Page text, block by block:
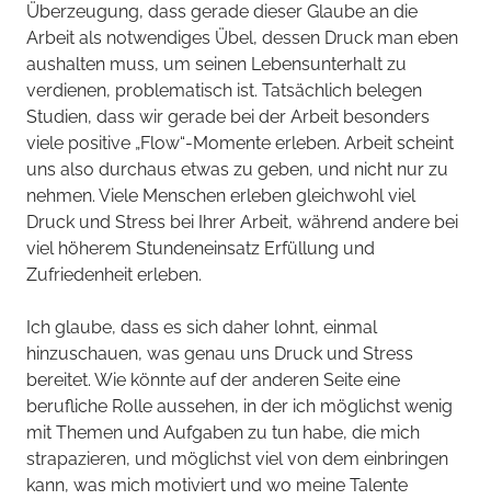
Überzeugung, dass gerade dieser Glaube an die
Arbeit als notwendiges Übel, dessen Druck man eben
aushalten muss, um seinen Lebensunterhalt zu
verdienen, problematisch ist. Tatsächlich belegen
Studien, dass wir gerade bei der Arbeit besonders
viele positive „Flow“-Momente erleben. Arbeit scheint
uns also durchaus etwas zu geben, und nicht nur zu
nehmen. Viele Menschen erleben gleichwohl viel
Druck und Stress bei Ihrer Arbeit, während andere bei
viel höherem Stundeneinsatz Erfüllung und
Zufriedenheit erleben.
Ich glaube, dass es sich daher lohnt, einmal
hinzuschauen, was genau uns Druck und Stress
bereitet. Wie könnte auf der anderen Seite eine
berufliche Rolle aussehen, in der ich möglichst wenig
mit Themen und Aufgaben zu tun habe, die mich
strapazieren, und möglichst viel von dem einbringen
kann, was mich motiviert und wo meine Talente